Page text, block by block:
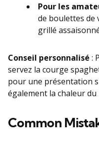
Pour les
de boulettes de
grillé
Conseil personnalisé :
servez la courge
pour une présentation
également la chaleur
Common